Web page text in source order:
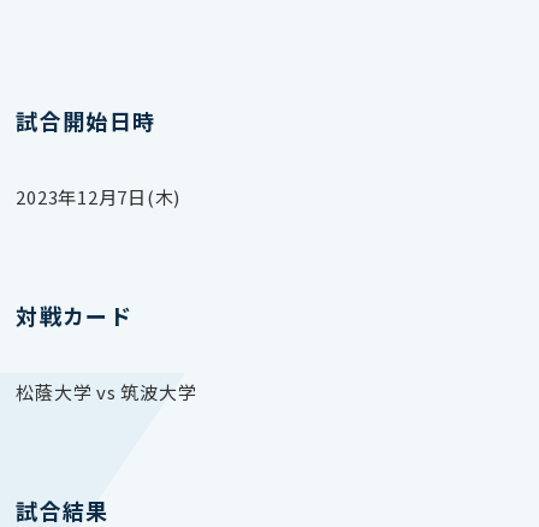
試合開始日時
2023年12月7日(木)
対戦カード
松蔭大学 vs 筑波大学
試合結果